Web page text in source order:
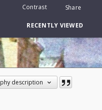
Contrast Share
RECENTLY VIEWED
description